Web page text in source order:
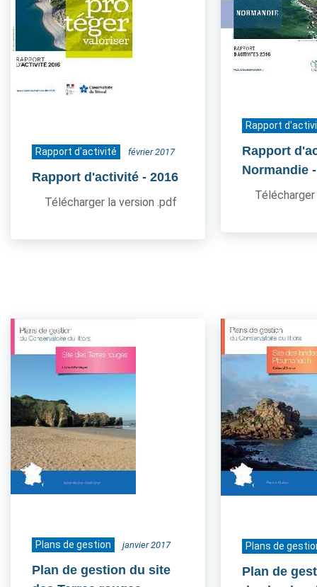
Rapport d'activité février 2017
Rapport d'activité - 2016
Télécharger la version .pdf
Rapport
Rapport
Normandie
Plans de gestion janvier 2017
Plan de gestion du site
Plans de
Plan de